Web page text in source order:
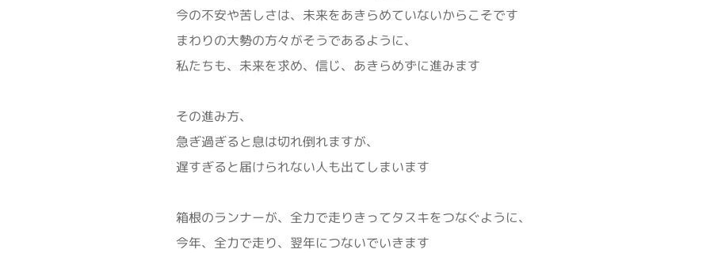
今の不安や苦しさは、未来をあきらめていないからこそです
まわりの大勢の方々がそうであるように、
私たちも、未来を求め、信じ、あきらめずに進みます
その進み方、
急ぎ過ぎると息は切れ倒れますが、
遅すぎると届けられない人も出てしまいます
箱根のランナーが、全力で走りきってタスキをつなぐように、
今年、全力で走り、翌年につないでいきます